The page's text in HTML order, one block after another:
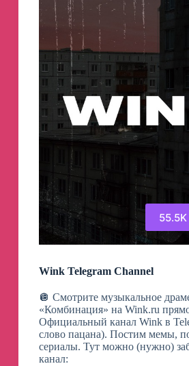
55.5K
Wink Telegram Channel
🪩 Смотрите музыкальное
«Комбинация» на Wink.ru
Официальный канал Wink в
слово пацана). Постим мемы,
сериалы. Тут можно (нужно)
канал: